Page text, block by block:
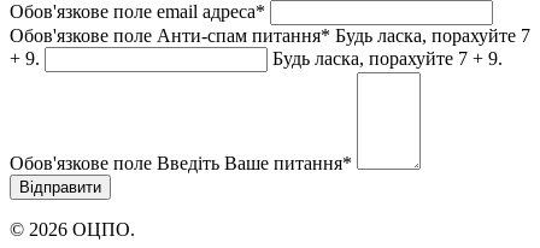
Обов'язкове поле email адреса*
Обов'язкове поле Анти-спам питання* Будь ласка, порахуйте 7
+ 9.
Будь ласка, порахуйте 7 + 9.
Обов'язкове поле Введіть Ваше питання*
© 2026 ОЦПО.